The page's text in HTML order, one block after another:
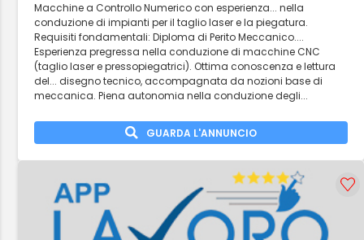
Macchine a Controllo Numerico con esperienza... nella
conduzione di impianti per il taglio laser e la piegatura.
Requisiti fondamentali: Diploma di Perito Meccanico....
Esperienza pregressa nella conduzione di macchine CNC
(taglio laser e pressopiegatrici). Ottima conoscenza e lettura
del... disegno tecnico, accompagnata da nozioni base di
meccanica. Piena autonomia nella conduzione degli...
GUARDA L'ANNUNCIO